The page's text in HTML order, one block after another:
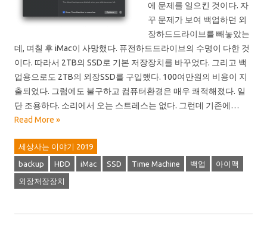
에 문제를 일으킨 것이다. 자
꾸 문제가 보여 백업하던 외
장하드드라이브를 빼놓았는
데, 며칠 후 iMac이 사망했다. 퓨전하드드라이브의 수명이 다한 것
이다. 따라서 2TB의 SSD로 기본 저장장치를 바꾸었다. 그리고 백
업용으로도 2TB의 외장SSD를 구입했다. 100여만원의 비용이 지
출되었다. 그럼에도 불구하고 컴퓨터환경은 매우 쾌적해졌다. 일
단 조용하다. 소리에서 오는 스트레스는 없다. 그런데 기존에…
Read More »
세상사는 이야기 2019
backup HDD iMac SSD Time Machine 백업 아이맥
외장저장장치